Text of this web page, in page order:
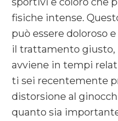
fisiche intense.
può essere doloroso
il trattamento giusto,
avviene in tempi
ti sei recentemente
distorsione al
quanto sia